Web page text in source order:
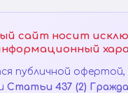
сайт носит
публичной
Статьи 437 (2)